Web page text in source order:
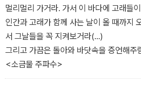
멀리멀리 가거라. 가서 이 바다에 고래들
인간과 고래가 함께 사는 날이 올 때까지
서 그날들을 꼭 지켜보거라(…)
그리고 가끔은 돌아와 바닷속을 증언해주
<소금물 주파수>